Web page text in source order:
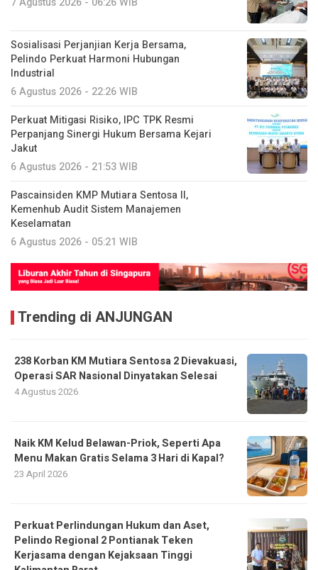
Sosialisasi Perjanjian Kerja Bersama,
Pelindo Perkuat Harmoni Hubungan
Industrial
6 Agustus 2026 - 22:26 WIB
Perkuat Mitigasi Risiko, IPC TPK Resmi
Perpanjang Sinergi Hukum Bersama Kejari
Jakut
6 Agustus 2026 - 21:53 WIB
Pascainsiden KMP Mutiara Sentosa II,
Kemenhub Audit Sistem Manajemen
Keselamatan
6 Agustus 2026 - 05:21 WIB
Trending di ANJUNGAN
238 Korban KM Mutiara Sentosa 2 Dievakuasi,
Operasi SAR Nasional Dinyatakan Selesai
4 Agustus 2026
Naik KM Kelud Belawan-Priok, Seperti Apa
Menu Makan Gratis Selama 3 Hari di Kapal?
23 April 2026
Perkuat Perlindungan Hukum dan Aset,
Pelindo Regional 2 Pontianak Teken
Kerjasama dengan Kejaksaan Tinggi